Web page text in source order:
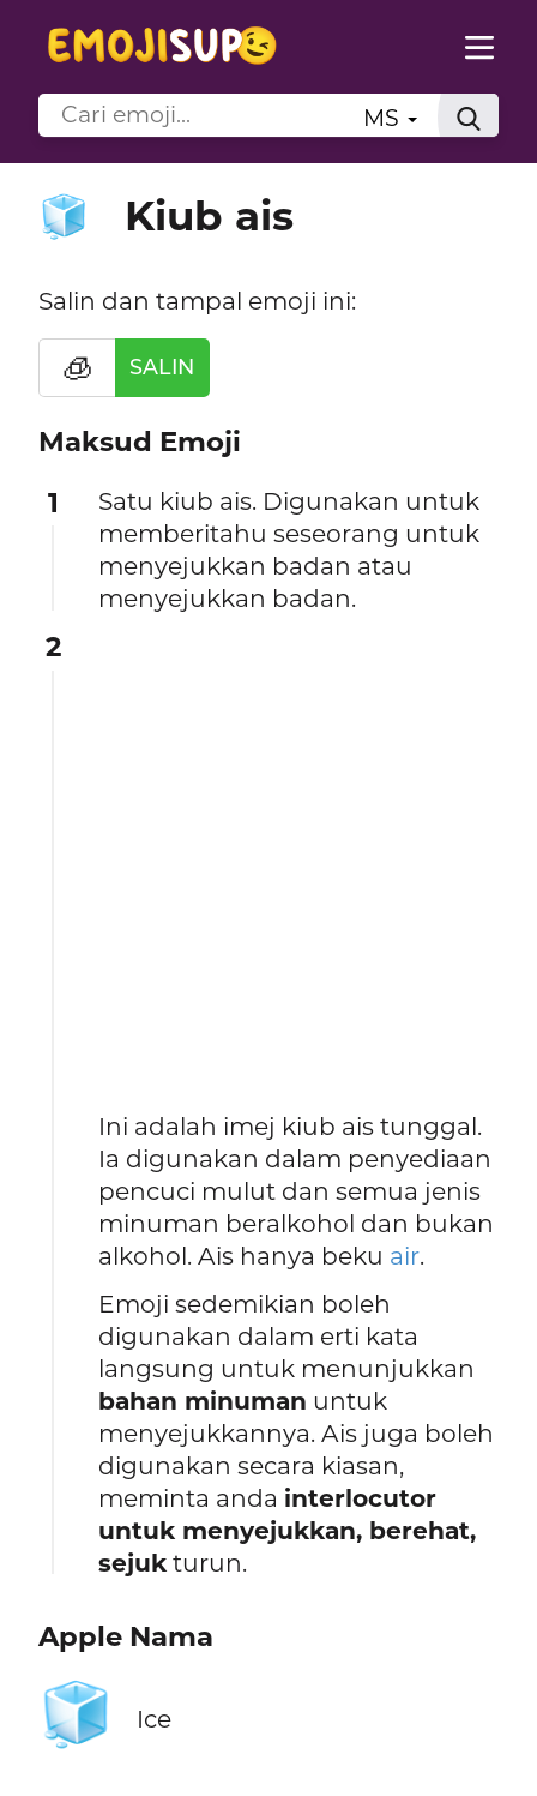
MS
🧊 Kiub ais
Salin dan tampal emoji ini:
🧊 SALIN
Maksud Emoji
1
Satu kiub ais. Digunakan untuk
memberitahu seseorang untuk
menyejukkan badan atau
menyejukkan badan.
2
Ini adalah imej kiub ais tunggal.
Ia digunakan dalam penyediaan
pencuci mulut dan semua jenis
minuman beralkohol dan bukan
alkohol. Ais hanya beku air.
Emoji sedemikian boleh
digunakan dalam erti kata
langsung untuk menunjukkan
bahan minuman untuk
menyejukkannya. Ais juga boleh
digunakan secara kiasan,
meminta anda interlocutor
untuk menyejukkan, berehat,
sejuk turun.
Apple Nama
🧊 Ice